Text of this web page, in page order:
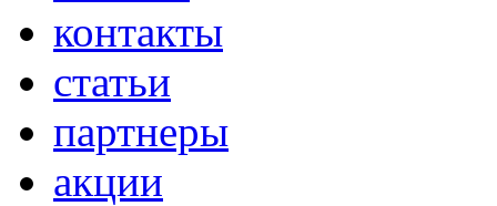
контакты
статьи
партнеры
акции